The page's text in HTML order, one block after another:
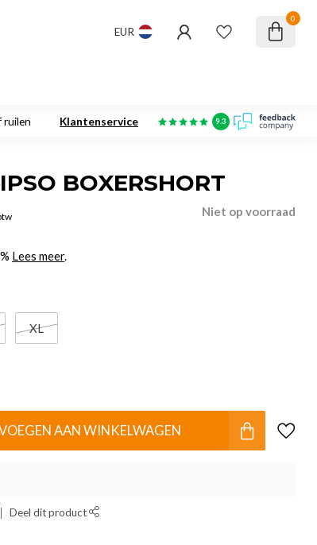
EUR
0
ruilen Klantenservice 9.3
BOXERSHORT
Niet op voorraad
Lees meer.
XL
AAN WINKELWAGEN
Deel dit product